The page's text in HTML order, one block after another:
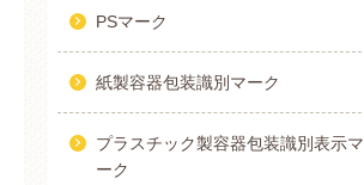
PSマーク
紙製容器包装識別マーク
プラスチック製容器包装識別表示マ
ーク